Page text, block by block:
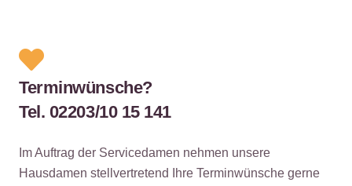
Terminwünsche?
Tel. 02203/10 15 141
Im Auftrag der Servicedamen nehmen unsere
Hausdamen stellvertretend Ihre Terminwünsche gerne